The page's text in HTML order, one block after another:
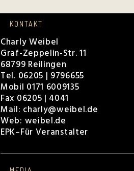
KONTAKT
Charly Weibel
Graf-Zeppelin-Str. 11
68799 Reilingen
Tel. 06205 | 9796655
Mobil 0171 6009135
Fax 06205 | 4041
Mail: charly@weibel.de
Web: weibel.de
EPK–Für Veranstalter